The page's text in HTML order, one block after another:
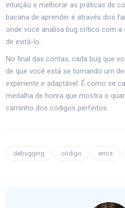
intuição e melhorar as práticas de
bacana de aprender é através dos
onde você analisa bug crítico com
de evitá-lo.
No final das contas, cada bug que
de que você está se tornando um
experiente e adaptável. É como se
medalha de honra que mostra o
caminho dos códigos perfeitos.
debugging código erros